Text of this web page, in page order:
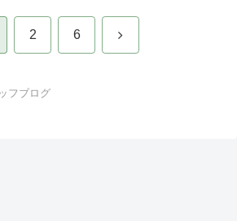
2 6 次
フブログ